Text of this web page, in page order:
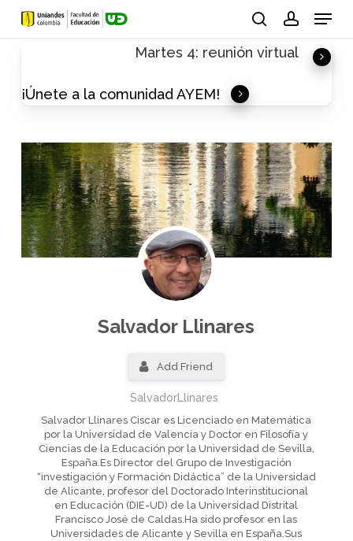
Skip
Menu
Martes 4: reunión virtual
¡Únete a la comunidad AYEM!
Salvador Llinares
Add Friend
SalvadorLlinares
Salvador Llinares Ciscar es Licenciado en Matemática
por la Universidad de Valencia y Doctor en Filosofía y
Ciencias de la Educación por la Universidad de Sevilla,
España.Es Director del Grupo de Investigación
“investigación y Formación Didáctica” de la Universidad
de Alicante, profesor del Doctorado Interinstitucional
en Educación (DIE-UD) de la Universidad Distrital
Francisco José de Caldas.Ha sido profesor en las
Universidades de Alicante y Sevilla en España.Sus